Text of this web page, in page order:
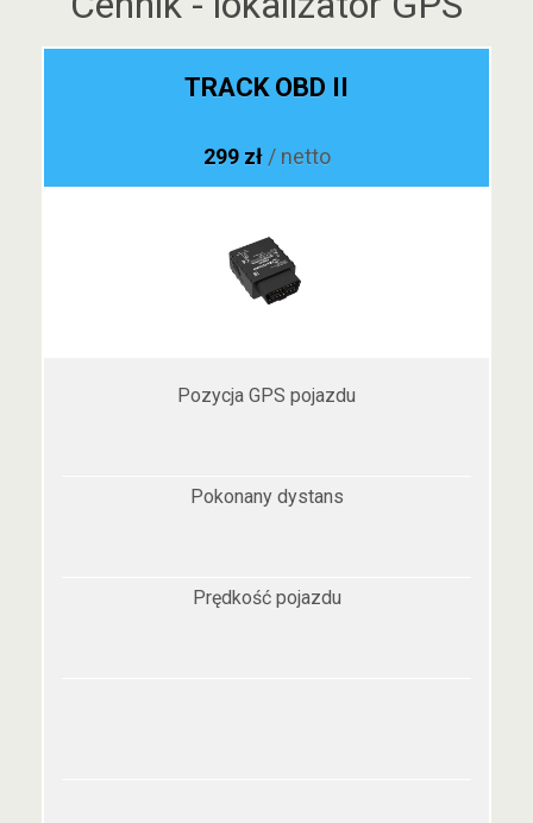
TRACK OBD II
299 zł / netto
Pozycja GPS pojazdu
Pokonany dystans
Prędkość pojazdu